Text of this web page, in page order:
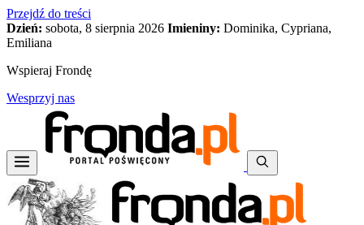
Przejdź do treści
Dzień: sobota, 8 sierpnia 2026 Imieniny: Dominika, Cypriana,
Emiliana
Wspieraj Frondę
Wesprzyj nas